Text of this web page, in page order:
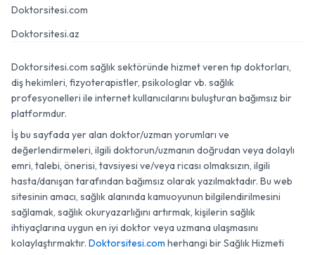
Doktorsitesi.com
Doktorsitesi.az
Doktorsitesi.com sağlık sektöründe hizmet veren tıp doktorları,
diş hekimleri, fizyoterapistler, psikologlar vb. sağlık
profesyonelleri ile internet kullanıcılarını buluşturan bağımsız bir
platformdur.
İş bu sayfada yer alan doktor/uzman yorumları ve
değerlendirmeleri, ilgili doktorun/uzmanın doğrudan veya dolaylı
emri, talebi, önerisi, tavsiyesi ve/veya ricası olmaksızın, ilgili
hasta/danışan tarafından bağımsız olarak yazılmaktadır. Bu web
sitesinin amacı, sağlık alanında kamuoyunun bilgilendirilmesini
sağlamak, sağlık okuryazarlığını artırmak, kişilerin sağlık
ihtiyaçlarına uygun en iyi doktor veya uzmana ulaşmasını
kolaylaştırmaktır. Doktorsitesi.com herhangi bir Sağlık Hizmeti